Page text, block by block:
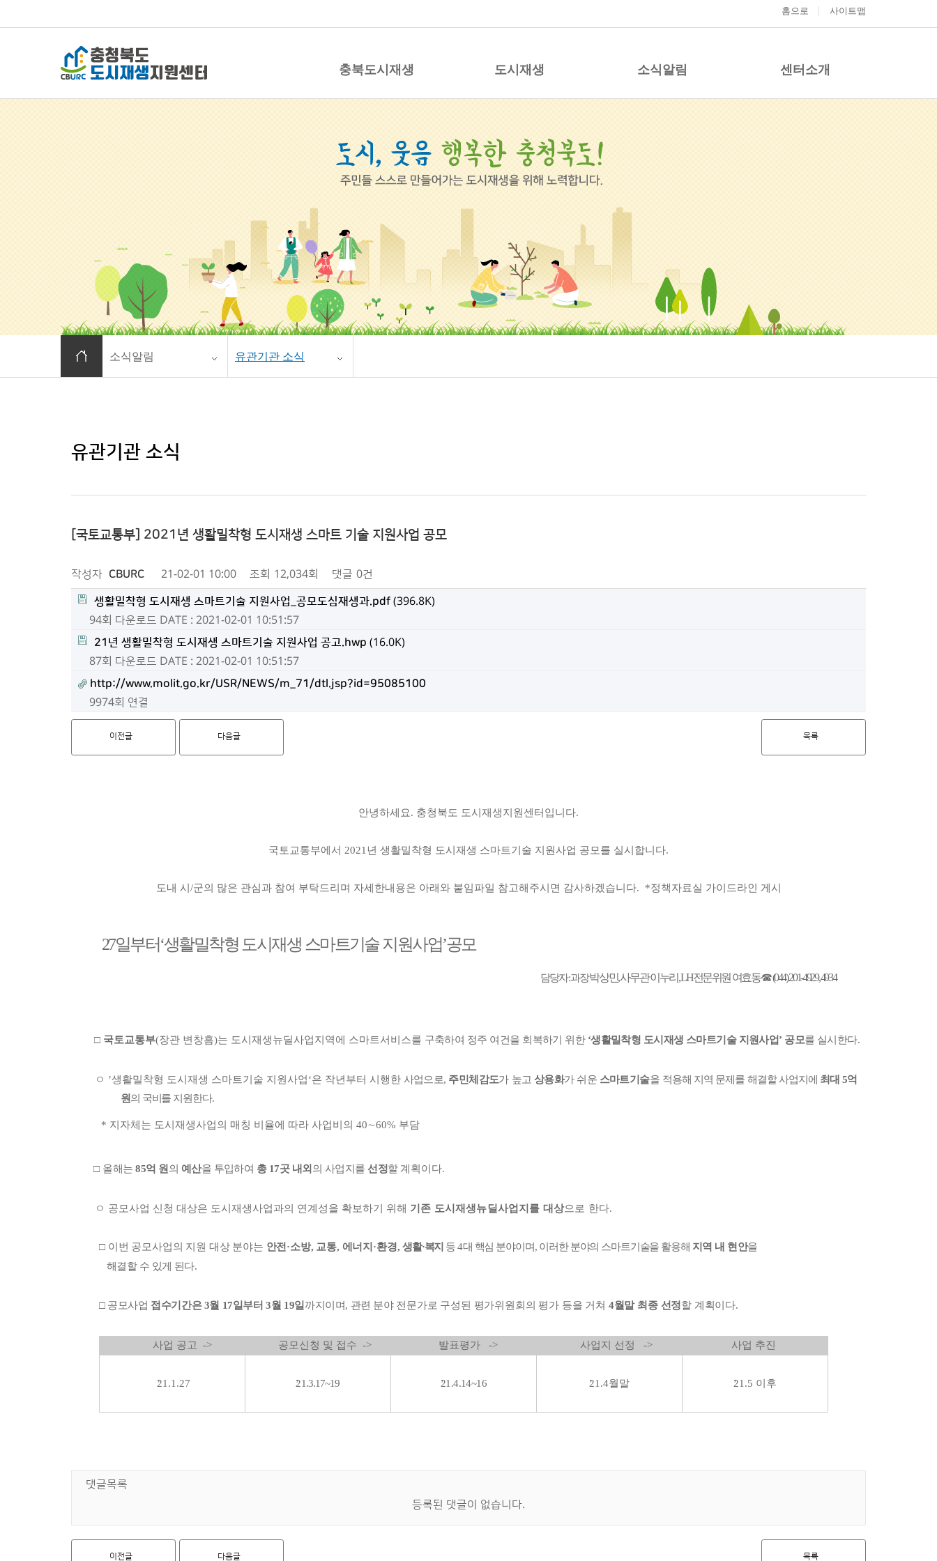
홈으로 사이트맵
충북도시재생 도시재생 소식알림 센터소개
홈으로 이동
소식알림 유관기관 소식
유관기관 소식
[국토교통부] 2021년 생활밀착형 도시재생 스마트 기술 지원사업 공모
작성자 CBURC 21-02-01 10:00 조회 12,034회 댓글 0건
생활밀착형 도시재생 스마트기술 지원사업_공모도심재생과.pdf (396.8K)
94회 다운로드 DATE : 2021-02-01 10:51:57
21년 생활밀착형 도시재생 스마트기술 지원사업 공고.hwp (16.0K)
87회 다운로드 DATE : 2021-02-01 10:51:57
http://www.molit.go.kr/USR/NEWS/m_71/dtl.jsp?id=95085100
9974회 연결
이전글 다음글 목록
​안녕하세요. 충청북도 도시재생지원센터입니다.
국토교통부에서 2021년 생활밀착형 도시재생 스마트기술 지원사업 공모를 실시합니다.
도내 시/군의 많은 관심과 참여 부탁드리며 자세한내용은 아래와 붙임파일 참고해주시면 감사하겠습니다. *정책자료실 가이드라인 게시
27일부터‘생활밀착형 도시재생 스마트기술지원사업’공모
담당자 : 과장박상민 ,사무관이누리 , LH전문위원 여효동∙☎(044) 201-4929, 4934
□ 국토교통부(장관 변창흠)는 도시재생뉴딜사업지역에 스마트서비스를 구축하여 정주 여건을 회복하기 위한 ‘생활밀착형 도시재생 스마트기술 지원사업’ 공모를 실시한다.
ㅇ ’생활밀착형 도시재생 스마트기술 지원사업‘은 작년부터 시행한 사업으로, 주민체감도가 높고 상용화가 쉬운 스마트기술을 적용해 지역 문제를 해결할 사업지에 최대 5억
원의 국비를 지원한다.
* 지자체는 도시재생사업의 매칭 비율에 따라 사업비의40∼60% 부담
□ 올해는 85억 원 의 예산을 투입하여 총 17곳 내외 의 사업지를 선정할 계획이다.
ㅇ 공모사업 신청 대상은 도시재생사업과의 연계성을 확보하기 위해 기존 도시재생뉴딜사업지를 대상으로 한다.
□ 이번 공모사업의 지원 대상 분야는 안전·소방, 교통, 에너지·환경,생활·복지 등 4대 핵심 분야이며, 이러한 분야의 스마트기술을 활용해 지역 내 현안을
해결할 수 있게 된다.
□ 공모사업 접수기간은 3월 17일부터 3월 19일 까지이며, 관련 분야 전문가로 구성된 평가위원회의 평가 등을 거쳐 4월말 최종 선정할 계획이다.
사업 공고 -> 공모신청 및 접수 -> 발표평가 -> 사업지 선정 -> 사업 추진
21.1.27 21.3.17~19 21.4.14~16 21.4월말 21.5 이후
댓글목록
등록된 댓글이 없습니다.
이전글 다음글 목록